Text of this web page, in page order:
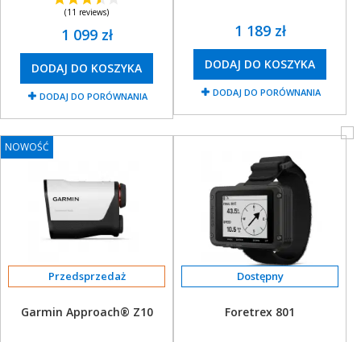
(11 reviews)
1 099 zł
DODAJ DO KOSZYKA
DODAJ DO PORÓWNANIA
1 189 zł
DODAJ DO KOSZYKA
DODAJ DO PORÓWNANIA
NOWOŚĆ
Przedsprzedaż
Garmin Approach® Z10 Foretrex 801